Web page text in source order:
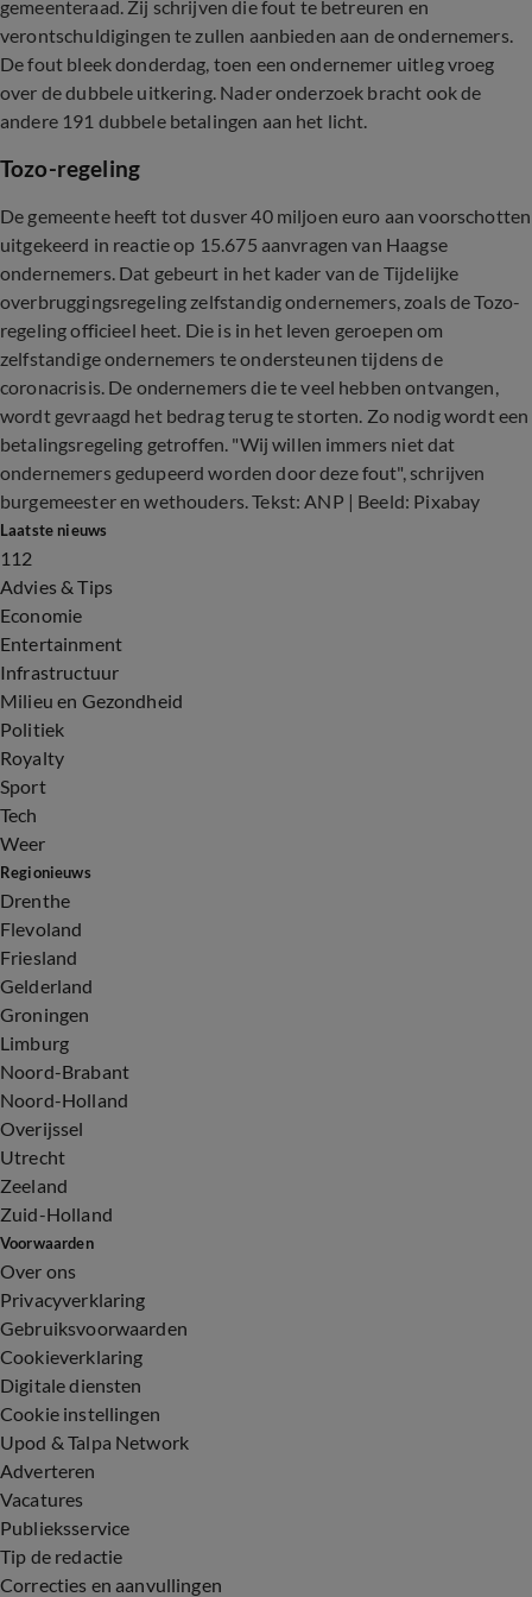
gemeenteraad. Zij schrijven die fout te betreuren en
verontschuldigingen te zullen aanbieden aan de ondernemers.
De fout bleek donderdag, toen een ondernemer uitleg vroeg
over de dubbele uitkering. Nader onderzoek bracht ook de
andere 191 dubbele betalingen aan het licht.
Tozo-regeling
De gemeente heeft tot dusver 40 miljoen euro aan voorschotten
uitgekeerd in reactie op 15.675 aanvragen van Haagse
ondernemers. Dat gebeurt in het kader van de Tijdelijke
overbruggingsregeling zelfstandig ondernemers, zoals de Tozo-
regeling officieel heet. Die is in het leven geroepen om
zelfstandige ondernemers te ondersteunen tijdens de
coronacrisis. De ondernemers die te veel hebben ontvangen,
wordt gevraagd het bedrag terug te storten. Zo nodig wordt een
betalingsregeling getroffen. "Wij willen immers niet dat
ondernemers gedupeerd worden door deze fout", schrijven
burgemeester en wethouders. Tekst: ANP | Beeld: Pixabay
Laatste nieuws
112
Advies & Tips
Economie
Entertainment
Infrastructuur
Milieu en Gezondheid
Politiek
Royalty
Sport
Tech
Weer
Regionieuws
Drenthe
Flevoland
Friesland
Gelderland
Groningen
Limburg
Noord-Brabant
Noord-Holland
Overijssel
Utrecht
Zeeland
Zuid-Holland
Voorwaarden
Over ons
Privacyverklaring
Gebruiksvoorwaarden
Cookieverklaring
Digitale diensten
Cookie instellingen
Upod & Talpa Network
Adverteren
Vacatures
Publieksservice
Tip de redactie
Correcties en aanvullingen